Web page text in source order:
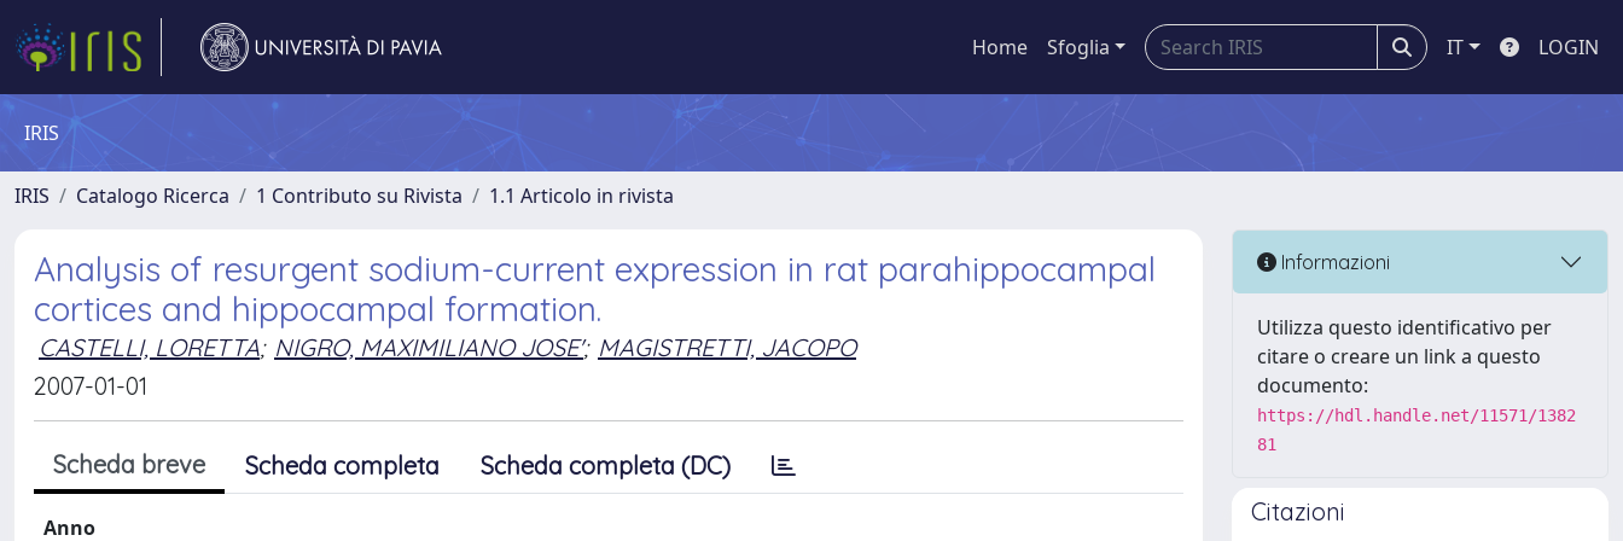
Home Sfoglia IT LOGIN
IRIS
IRIS Catalogo Ricerca 1 Contributo su Rivista 1.1 Articolo in rivista
Analysis of resurgent sodium-current expression in rat parahippocampal
cortices and hippocampal formation.
CASTELLI, LORETTA; NIGRO, MAXIMILIANO JOSE'; MAGISTRETTI, JACOPO
2007-01-01
Scheda breve Scheda completa Scheda completa (DC)
Anno
Informazioni
Utilizza questo identificativo per
citare o creare un link a questo
documento:
https://hdl.handle.net/11571/1382
81
Citazioni